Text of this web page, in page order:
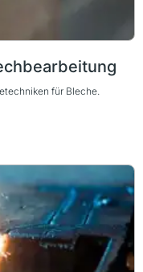
für Bleche.